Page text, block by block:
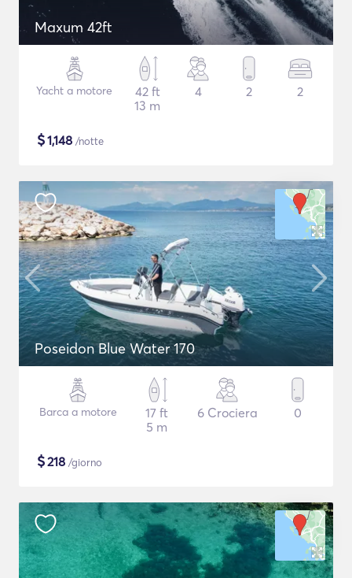
Maxum 42ft
Yacht a motore
42 ft
13 m
4 2 2
$1,148 /notte
Poseidon Blue Water 170
Barca a motore
17 ft
5 m
6 Crociera 0
$218 /giorno